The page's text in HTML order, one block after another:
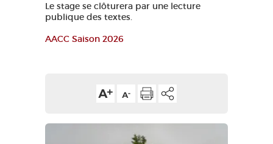
Le stage se clôturera par une lecture
publique des textes.
AACC Saison 2026